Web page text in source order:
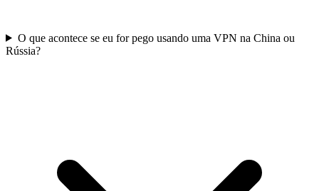
O que acontece se eu for pego usando uma VPN na China ou
Rússia?